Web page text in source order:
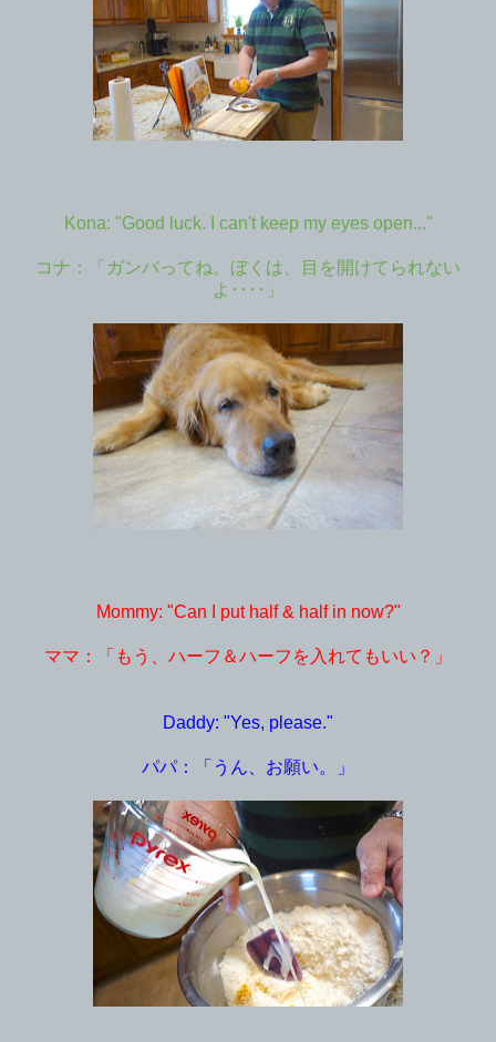
Kona: "Good luck. I can't keep my eyes open..."
コナ：「ガンバってね。ぼくは、目を開けてられない
よ‥‥」
Mommy: "Can I put half & half in now?"
ママ：「もう、ハーフ＆ハーフを入れてもいい？」
Daddy: "Yes, please."
パパ：「うん、お願い。」